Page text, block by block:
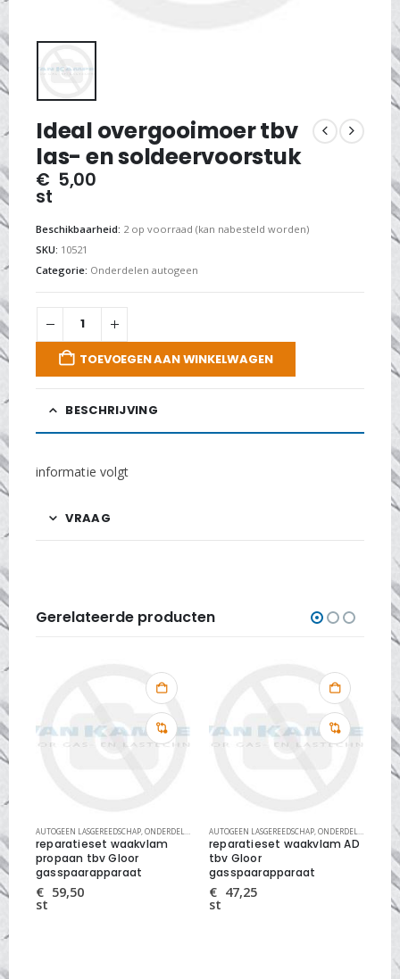
Ideal overgooimoer tbv
las- en soldeervoorstuk
€ 5,00
st
Beschikbaarheid: 2 op voorraad (kan nabesteld worden)
SKU: 10521
Categorie: Onderdelen autogeen
TOEVOEGEN AAN WINKELWAGEN
BESCHRIJVING
informatie volgt
VRAAG
Gerelateerde producten
,ONDERDELEN EN REPARATIESETS
AUTOGEEN LASGEREEDSCHAP ONDERDELEN AUTOGEEN ,ONDERDELEN EN REPARATIESETS
reparatieset waakvlam
propaan tbv Gloor
gasspaarapparaat
€ 59,50
st
AUTOGEEN LASGEREEDSCHAP ONDERDELEN AUTOGEEN
reparatieset waakvlam AD
tbv Gloor
gasspaarapparaat
€ 47,25
st
st